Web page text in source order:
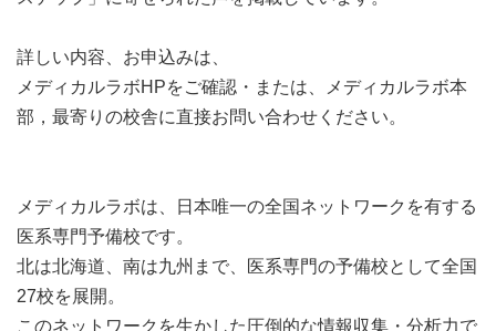
詳しい内容、お申込みは、
メディカルラボHPをご確認・または、メディカルラボ本
部，最寄りの校舎に直接お問い合わせください。
メディカルラボは、日本唯一の全国ネットワークを有する
医系専門予備校です。
北は北海道、南は九州まで、医系専門の予備校として全国
27校を展開。
このネットワークを生かした圧倒的な情報収集・分析力で